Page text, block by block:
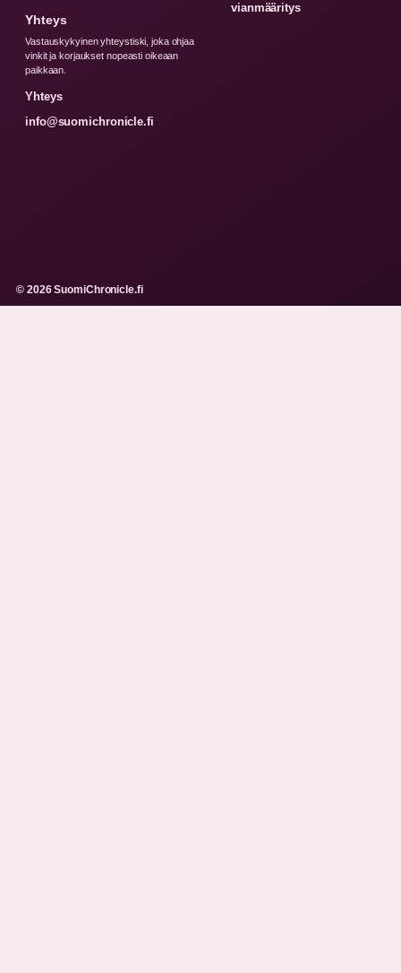
vianmääritys
Yhteys
Vastauskykyinen yhteystiski, joka ohjaa
vinkit ja korjaukset nopeasti oikeaan
paikkaan.
Yhteys
info@suomichronicle.fi
© 2026 SuomiChronicle.fi